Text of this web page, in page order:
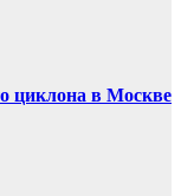
циклона в Москве